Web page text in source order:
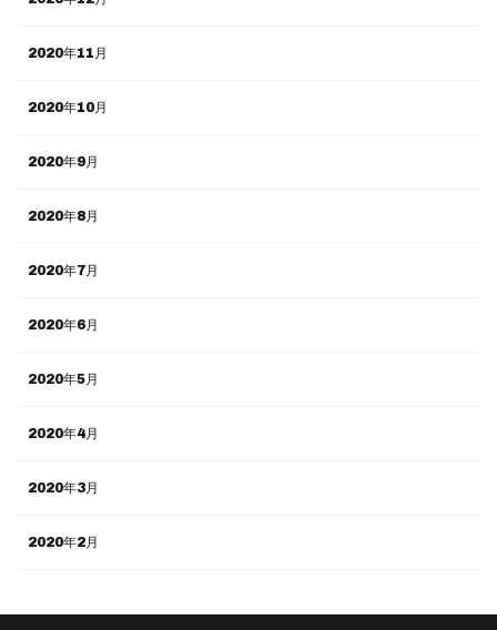
2020年11月
2020年10月
2020年9月
2020年8月
2020年7月
2020年6月
2020年5月
2020年4月
2020年3月
2020年2月